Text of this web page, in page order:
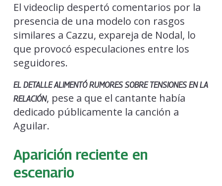
El videoclip despertó comentarios por la
presencia de una modelo con rasgos
similares a Cazzu, expareja de Nodal, lo
que provocó especulaciones entre los
seguidores.
EL DETALLE ALIMENTÓ RUMORES SOBRE TENSIONES EN LA
RELACIÓN, pese a que el cantante había
dedicado públicamente la canción a
Aguilar.
Aparición reciente en
escenario